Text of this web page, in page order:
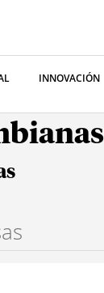
INNOVACIÓN